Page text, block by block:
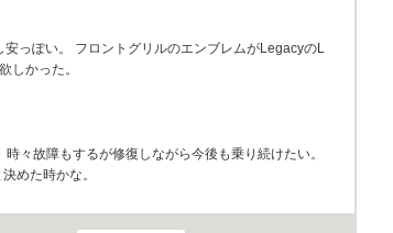
っぽい。 フロントグリルのエンブレムがLegacyのL
しかった。
々故障もするが修復しながら今後も乗り続けたい。
めた時かな。